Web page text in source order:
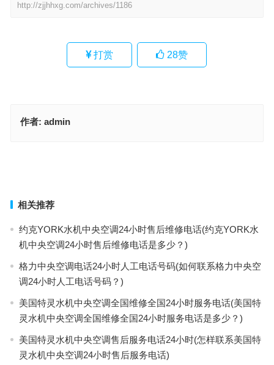
http://zjjhhxg.com/archives/1186
打赏 28赞
作者: admin
相关推荐
约克YORK水机中央空调24小时售后维修电话(约克YORK水
机中央空调24小时售后维修电话是多少？)
格力中央空调电话24小时人工电话号码(如何联系格力中央空
调24小时人工电话号码？)
美国特灵水机中央空调全国维修全国24小时服务电话(美国特
灵水机中央空调全国维修全国24小时服务电话是多少？)
美国特灵水机中央空调售后服务电话24小时(怎样联系美国特
灵水机中央空调24小时售后服务电话)